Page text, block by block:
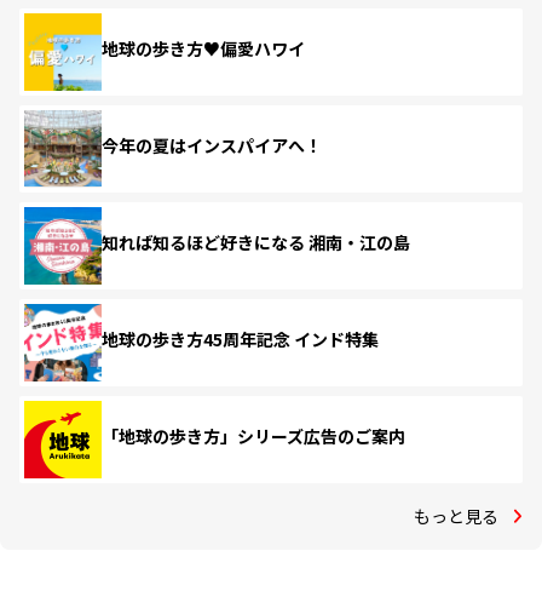
地球の歩き方♥偏愛ハワイ
今年の夏はインスパイアへ！
知れば知るほど好きになる 湘南・江の島
地球の歩き方45周年記念 インド特集
「地球の歩き方」シリーズ広告のご案内
もっと見る